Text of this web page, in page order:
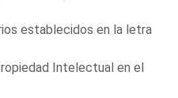
establecidos en la letra
Intelectual en el